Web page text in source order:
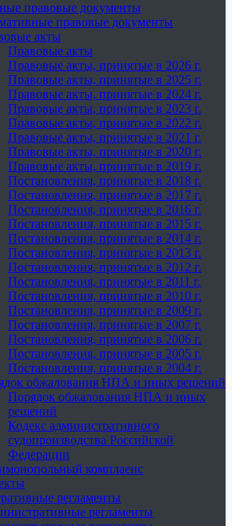
правовые документы
правовые документы
акты
Правовые акты
Правовые акты, принятые в 2026 г.
Правовые акты, принятые в 2025 г.
Правовые акты, принятые в 2024 г.
Правовые акты, принятые в 2023 г.
Правовые акты, принятые в 2022 г.
Правовые акты, принятые в 2021 г.
Правовые акты, принятые в 2020 г.
Правовые акты, принятые в 2019 г.
Постановления, принятые в 2018 г.
Постановления, принятые в 2017 г.
Постановления, принятые в 2016 г.
Постановления, принятые в 2015 г.
Постановления, принятые в 2014 г.
Постановления, принятые в 2013 г.
Постановления, принятые в 2012 г.
Постановления, принятые в 2011 г.
Постановления, принятые в 2010 г.
Постановления, принятые в 2009 г.
Постановления, принятые в 2007 г.
Постановления, принятые в 2006 г.
Постановления, принятые в 2005 г.
Постановления, принятые в 2004 г.
обжалования НПА и иных решений
Порядок обжалования НПА и иных
решений
Кодекс административного
судопроизводства Российской
Федерации
комплаенс
регламенты
регламенты